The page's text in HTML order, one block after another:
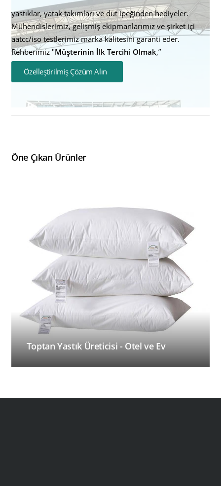
yastıklar, yatak takımları ve dut ipeğinden hediyeler.
Mühendislerimiz, gelişmiş ekipmanlarımız ve şirket içi
aatcc/iso testlerimiz marka kalitesini garanti eder.
Rehberimiz "Müşterinin İlk Tercihi Olmak,”
Özelleştirilmiş Çözüm Alın
Öne Çıkan Ürünler
Toptan Yastık Üreticisi - Otel ve Ev